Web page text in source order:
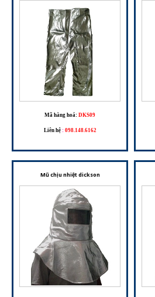
Mã hàng hoá: DKS09
Liên hệ : 098.148.6162
Mũ chịu nhiệt dickson